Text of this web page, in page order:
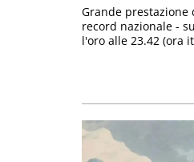
Grande prestazione
record nazionale -
l'oro alle 23.42 (ora